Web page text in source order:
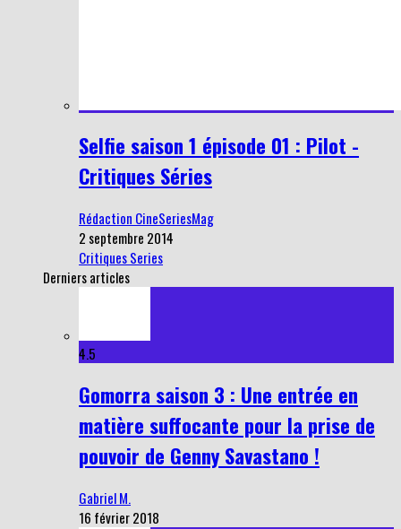
Selfie saison 1 épisode 01 : Pilot -
Critiques Séries
Rédaction CineSeriesMag
2 septembre 2014
Critiques Series
Derniers articles
4.5
Gomorra saison 3 : Une entrée en
matière suffocante pour la prise de
pouvoir de Genny Savastano !
Gabriel M.
16 février 2018